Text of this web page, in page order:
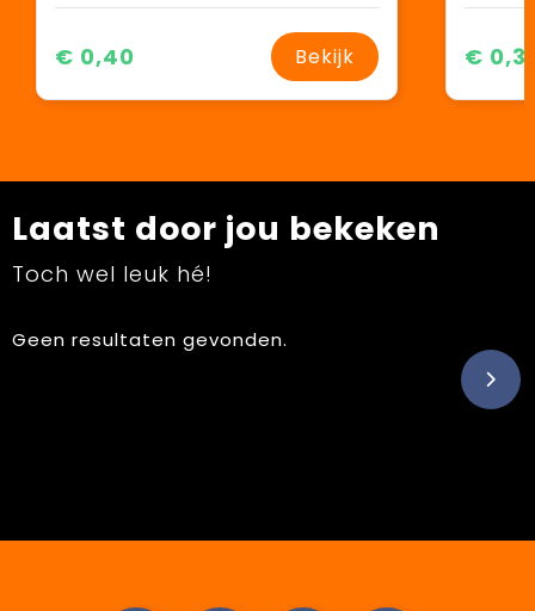
€ 0,40 Bekijk €
Laatst door jou bekeken
Toch wel leuk hé!
Geen resultaten gevonden.